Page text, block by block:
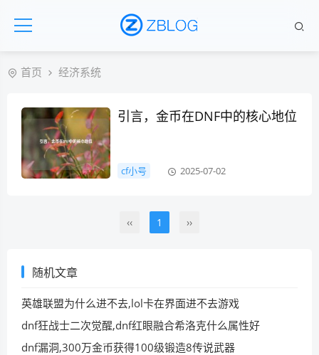
首页 经济系统
引言，金币在DNF中的核心地位
cf小号 2025-07-02
‹‹ 1 ››
随机文章
英雄联盟为什么进不去,lol卡在界面进不去游戏
dnf狂战士二次觉醒,dnf红眼融合希洛克什么属性好
dnf漏洞,300万金币获得100级锻造8传说武器